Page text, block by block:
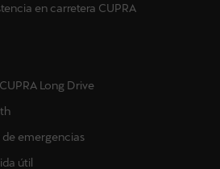
en carretera CUPRA
Long Drive
de emergencias
útil